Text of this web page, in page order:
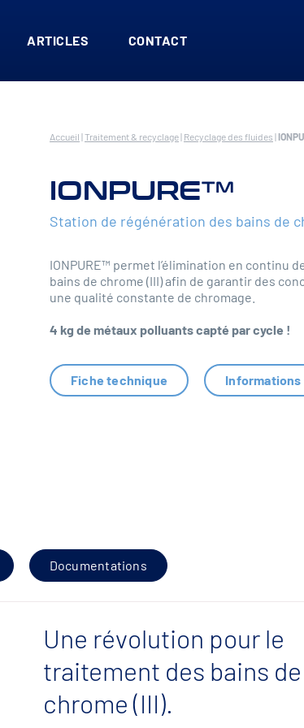
ARTICLES CONTACT
Accueil |Traitement & recyclage| Recyclage des fluides |
IONPURE™
Station de régénération des bains de
IONPURE™ permet l’élimination en continu
bains de chrome (III) afin de garantir des
une qualité constante de chromage.
4 kg de métaux polluants capté par cycle !
Fiche technique Informations
Documentations
Une révolution pour le
traitement des bains de
chrome (III).